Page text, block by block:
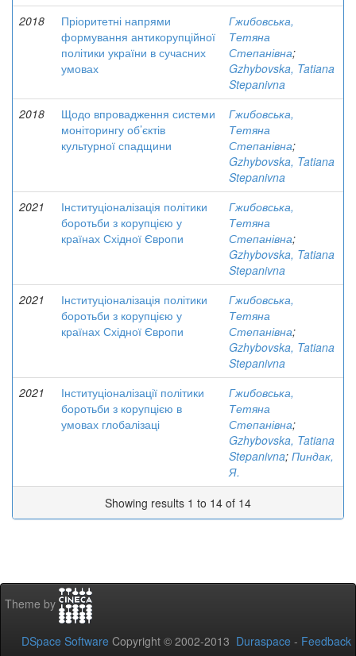
2018
Пріоритетні напрями
формування антикорупційної
політики україни в сучасних
умовах
Гжибовська,
Тетяна
Степанівна;
Gzhybovska, Tatiana
Stepanivna
2018
Щодо впровадження системи
моніторингу об’єктів
культурної спадщини
Гжибовська,
Тетяна
Степанівна;
Gzhybovska, Tatiana
Stepanivna
2021
Інституціоналізація політики
боротьби з корупцією у
країнах Східної Європи
Гжибовська,
Тетяна
Степанівна;
Gzhybovska, Tatiana
Stepanivna
2021
Інституціоналізація політики
боротьби з корупцією у
країнах Східної Європи
Гжибовська,
Тетяна
Степанівна;
Gzhybovska, Tatiana
Stepanivna
2021
Інституціоналізації політики
боротьби з корупцією в
умовах глобалізаці
Гжибовська,
Тетяна
Степанівна;
Gzhybovska, Tatiana
Stepanivna; Пиндак,
Я.
Showing results 1 to 14 of 14
Theme by
DSpace Software Copyright © 2002-2013 Duraspace - Feedback